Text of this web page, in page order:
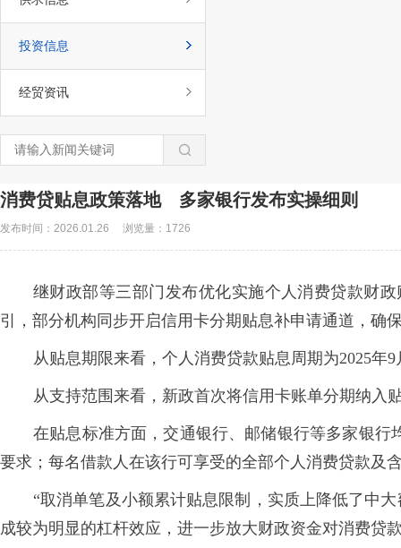
投资信息
经贸资讯
消费贷贴息政策落地 多家银行发布实操细则
发布时间：2026.01.26 浏览量：1726
继财政部等三部门发布优化实施个人消费贷款财
引，部分机构同步开启信用卡分期贴息补申请通道，确
从贴息期限来看，个人消费贷款贴息周期为2025年
从支持范围来看，新政首次将信用卡账单分期纳入
在贴息标准方面，交通银行、邮储银行等多家银行
要求；每名借款人在该行可享受的全部个人消费贷款及
“取消单笔及小额累计贴息限制，实质上降低了中
成较为明显的杠杆效应，进一步放大财政资金对消费贷